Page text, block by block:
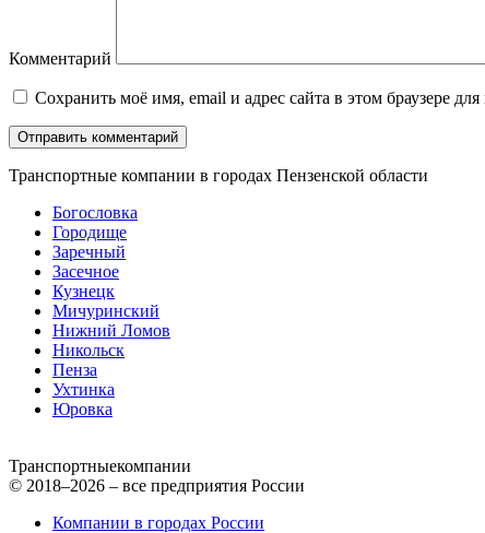
Комментарий
Сохранить моё имя, email и адрес сайта в этом браузере
Транспортные компании в городах Пензенской области
Богословка
Городище
Заречный
Засечное
Кузнецк
Мичуринский
Нижний Ломов
Никольск
Пенза
Ухтинка
Юровка
Транспортныекомпании
© 2018–2026 – все предприятия России
Компании в городах России